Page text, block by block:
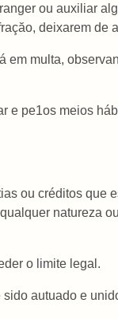
ou auxiliar
deixarem de
em multa,
e pe1os meios
ou créditos que
natureza
o limite legal.
autuado e